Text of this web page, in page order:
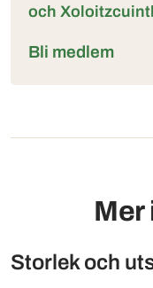
och
Bli medlem
Storlek och